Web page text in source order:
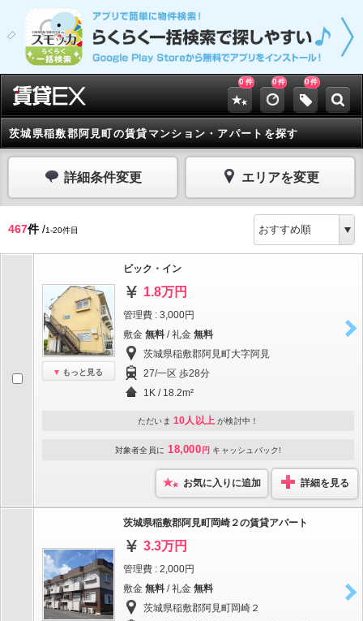
0 件 0件 0件
茨城県稲敷郡阿見町の賃貸マンション・アパートを探す
詳細条件変更 エリアを変更
467件/1-20件目
もっと見る
ビック・イン
1.8万円
管理費 : 3,000円
敷金 無料 / 礼金 無料
茨城県稲敷郡阿見町大字阿見
27/一区 歩28分
1K / 18.2m²
ただいま 10人以上 が検討中！
対象者全員に 18,000 円 キャッシュバック!
お気に入りに追加 詳細を見る
茨城県稲敷郡阿見町岡崎２の賃貸アパート
3.3万円
管理費 : 2,000円
敷金 無料 / 礼金 無料
茨城県稲敷郡阿見町岡崎２